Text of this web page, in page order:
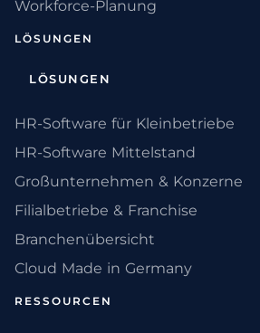
Workforce-Planung
LÖSUNGEN
LÖSUNGEN
HR-Software für Kleinbetriebe
HR-Software Mittelstand
Großunternehmen & Konzerne
Filialbetriebe & Franchise
Branchenübersicht
Cloud Made in Germany
RESSOURCEN